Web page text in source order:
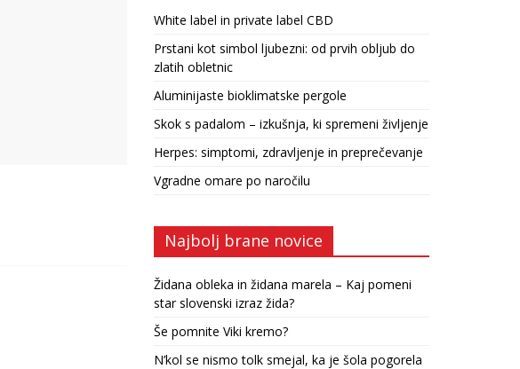
White label in private label CBD
Prstani kot simbol ljubezni: od prvih obljub do
zlatih obletnic
Aluminijaste bioklimatske pergole
Skok s padalom – izkušnja, ki spremeni življenje
Herpes: simptomi, zdravljenje in preprečevanje
Vgradne omare po naročilu
Najbolj brane novice
Židana obleka in židana marela – Kaj pomeni
star slovenski izraz žida?
Še pomnite Viki kremo?
N’kol se nismo tolk smejal, ka je šola pogorela